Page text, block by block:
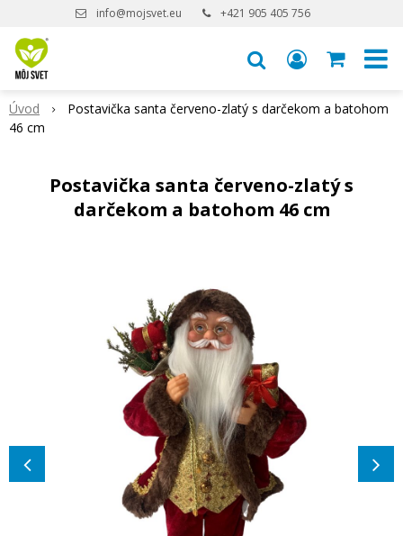
info@mojsvet.eu +421 905 405 756
Úvod
Postavička santa červeno-zlatý s darčekom a batohom
46 cm
Postavička santa červeno-zlatý s
darčekom a batohom 46 cm